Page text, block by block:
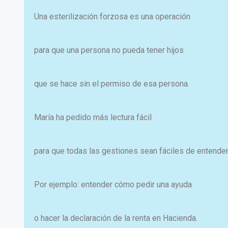
Una esterilización forzosa es una operación
para que una persona no pueda tener hijos
que se hace sin el permiso de esa persona.
María ha pedido más lectura fácil
para que todas las gestiones sean fáciles de
Por ejemplo: entender cómo pedir una ayuda
o hacer la declaración de la renta en Hacienda.